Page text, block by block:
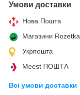
Умови доставки
Нова Пошта
Магазини Rozetka
Укрпошта
Meest ПОШТА
Всі умови доставки